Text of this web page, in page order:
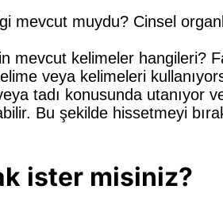
mevcut muydu? Cinsel
mevcut kelimeler hangileri?
veya kelimeleri
tadı konusunda utanıyor
Bu şekilde hissetmeyi
ister misiniz?